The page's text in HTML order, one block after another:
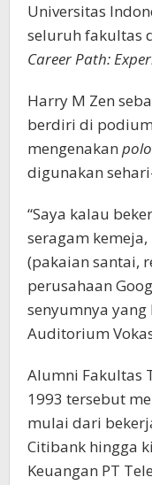
Universitas
seluruh fakultas
Career Path:
Harry M Zen
berdiri di
mengenakan
digunakan
“Saya kalau
seragam
(pakaian santai,
perusahaan
senyumnya
Auditorium
Alumni Fakultas
1993 tersebut
mulai dari
Citibank hingga
Keuangan PT